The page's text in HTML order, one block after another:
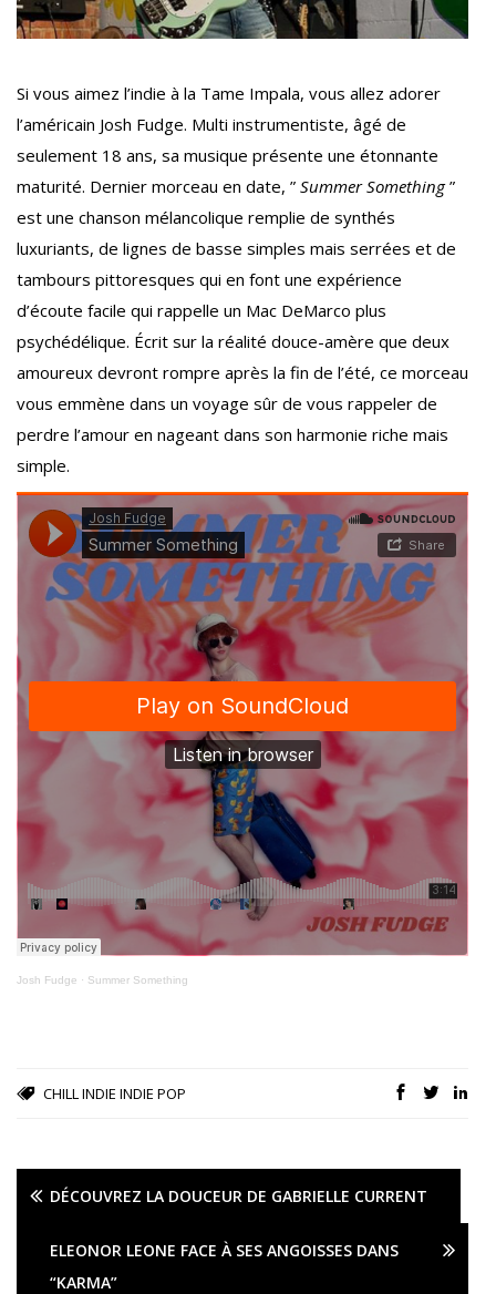
Si vous aimez l’indie à la Tame Impala, vous allez adorer
l’américain Josh Fudge. Multi instrumentiste, âgé de
seulement 18 ans, sa musique présente une étonnante
maturité. Dernier morceau en date, ” Summer Something”
est une chanson mélancolique remplie de synthés
luxuriants, de lignes de basse simples mais serrées et de
tambours pittoresques qui en font une expérience
d’écoute facile qui rappelle un Mac DeMarco plus
psychédélique. Écrit sur la réalité douce-amère que deux
amoureux devront rompre après la fin de l’été, ce morceau
vous emmène dans un voyage sûr de vous rappeler de
perdre l’amour en nageant dans son harmonie riche mais
simple.
Josh Fudge · Summer Something
CHILLINDIE INDIE POP
DÉCOUVREZ LA DOUCEUR DE GABRIELLE CURRENT
ELEONOR LEONE FACE À SES ANGOISSES DANS
“KARMA”